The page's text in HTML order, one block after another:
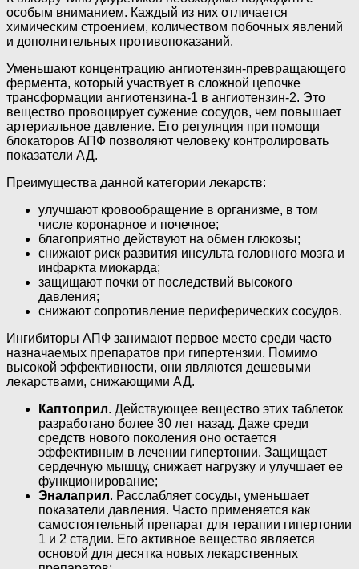
особым вниманием. Каждый из них отличается
химическим строением, количеством побочных явлений
и дополнительных противопоказаний.
Уменьшают концентрацию ангиотензин-превращающего
фермента, который участвует в сложной цепочке
трансформации ангиотензина-1 в ангиотензин-2. Это
вещество провоцирует сужение сосудов, чем повышает
артериальное давление. Его регуляция при помощи
блокаторов АПФ позволяют человеку контролировать
показатели АД.
Преимущества данной категории лекарств:
улучшают кровообращение в организме, в том
числе коронарное и почечное;
благоприятно действуют на обмен глюкозы;
снижают риск развития инсульта головного мозга и
инфаркта миокарда;
защищают почки от последствий высокого
давления;
снижают сопротивление периферических сосудов.
Ингибиторы АПФ занимают первое место среди часто
назначаемых препаратов при гипертензии. Помимо
высокой эффективности, они являются дешевыми
лекарствами, снижающими АД.
Каптоприл. Действующее вещество этих таблеток
разработано более 30 лет назад. Даже среди
средств нового поколения оно остается
эффективным в лечении гипертонии. Защищает
сердечную мышцу, снижает нагрузку и улучшает ее
функционирование;
Эналаприл. Расслабляет сосуды, уменьшает
показатели давления. Часто применяется как
самостоятельный препарат для терапии гипертонии
1 и 2 стадии. Его активное вещество является
основой для десятка новых лекарственных